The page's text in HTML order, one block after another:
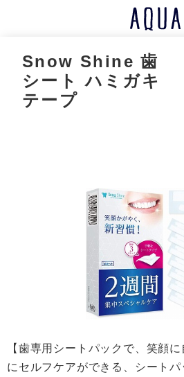
Snow Shine 歯
シート ハミガキ
テープ
【歯専用シートパックで、笑顔
にセルフケアができる、シート